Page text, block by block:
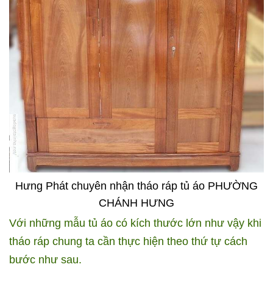
Hưng Phát chuyên nhận tháo ráp tủ áo PHƯỜNG
CHÁNH HƯNG
Với những mẫu tủ áo có kích thước lớn như vậy khi
tháo ráp chung ta cần thực hiện theo thứ tự cách
bước như sau.